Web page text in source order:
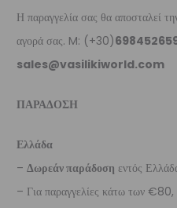
Η παραγγελία σας θα αποσταλεί
αγορά σας. M: (+30)
sales@vasilikiworld.com
ΠΑΡΑΔΟΣΗ
Ελλάδα
– Δωρεάν παράδοση εντός
– Για παραγγελίες κάτω των €80,